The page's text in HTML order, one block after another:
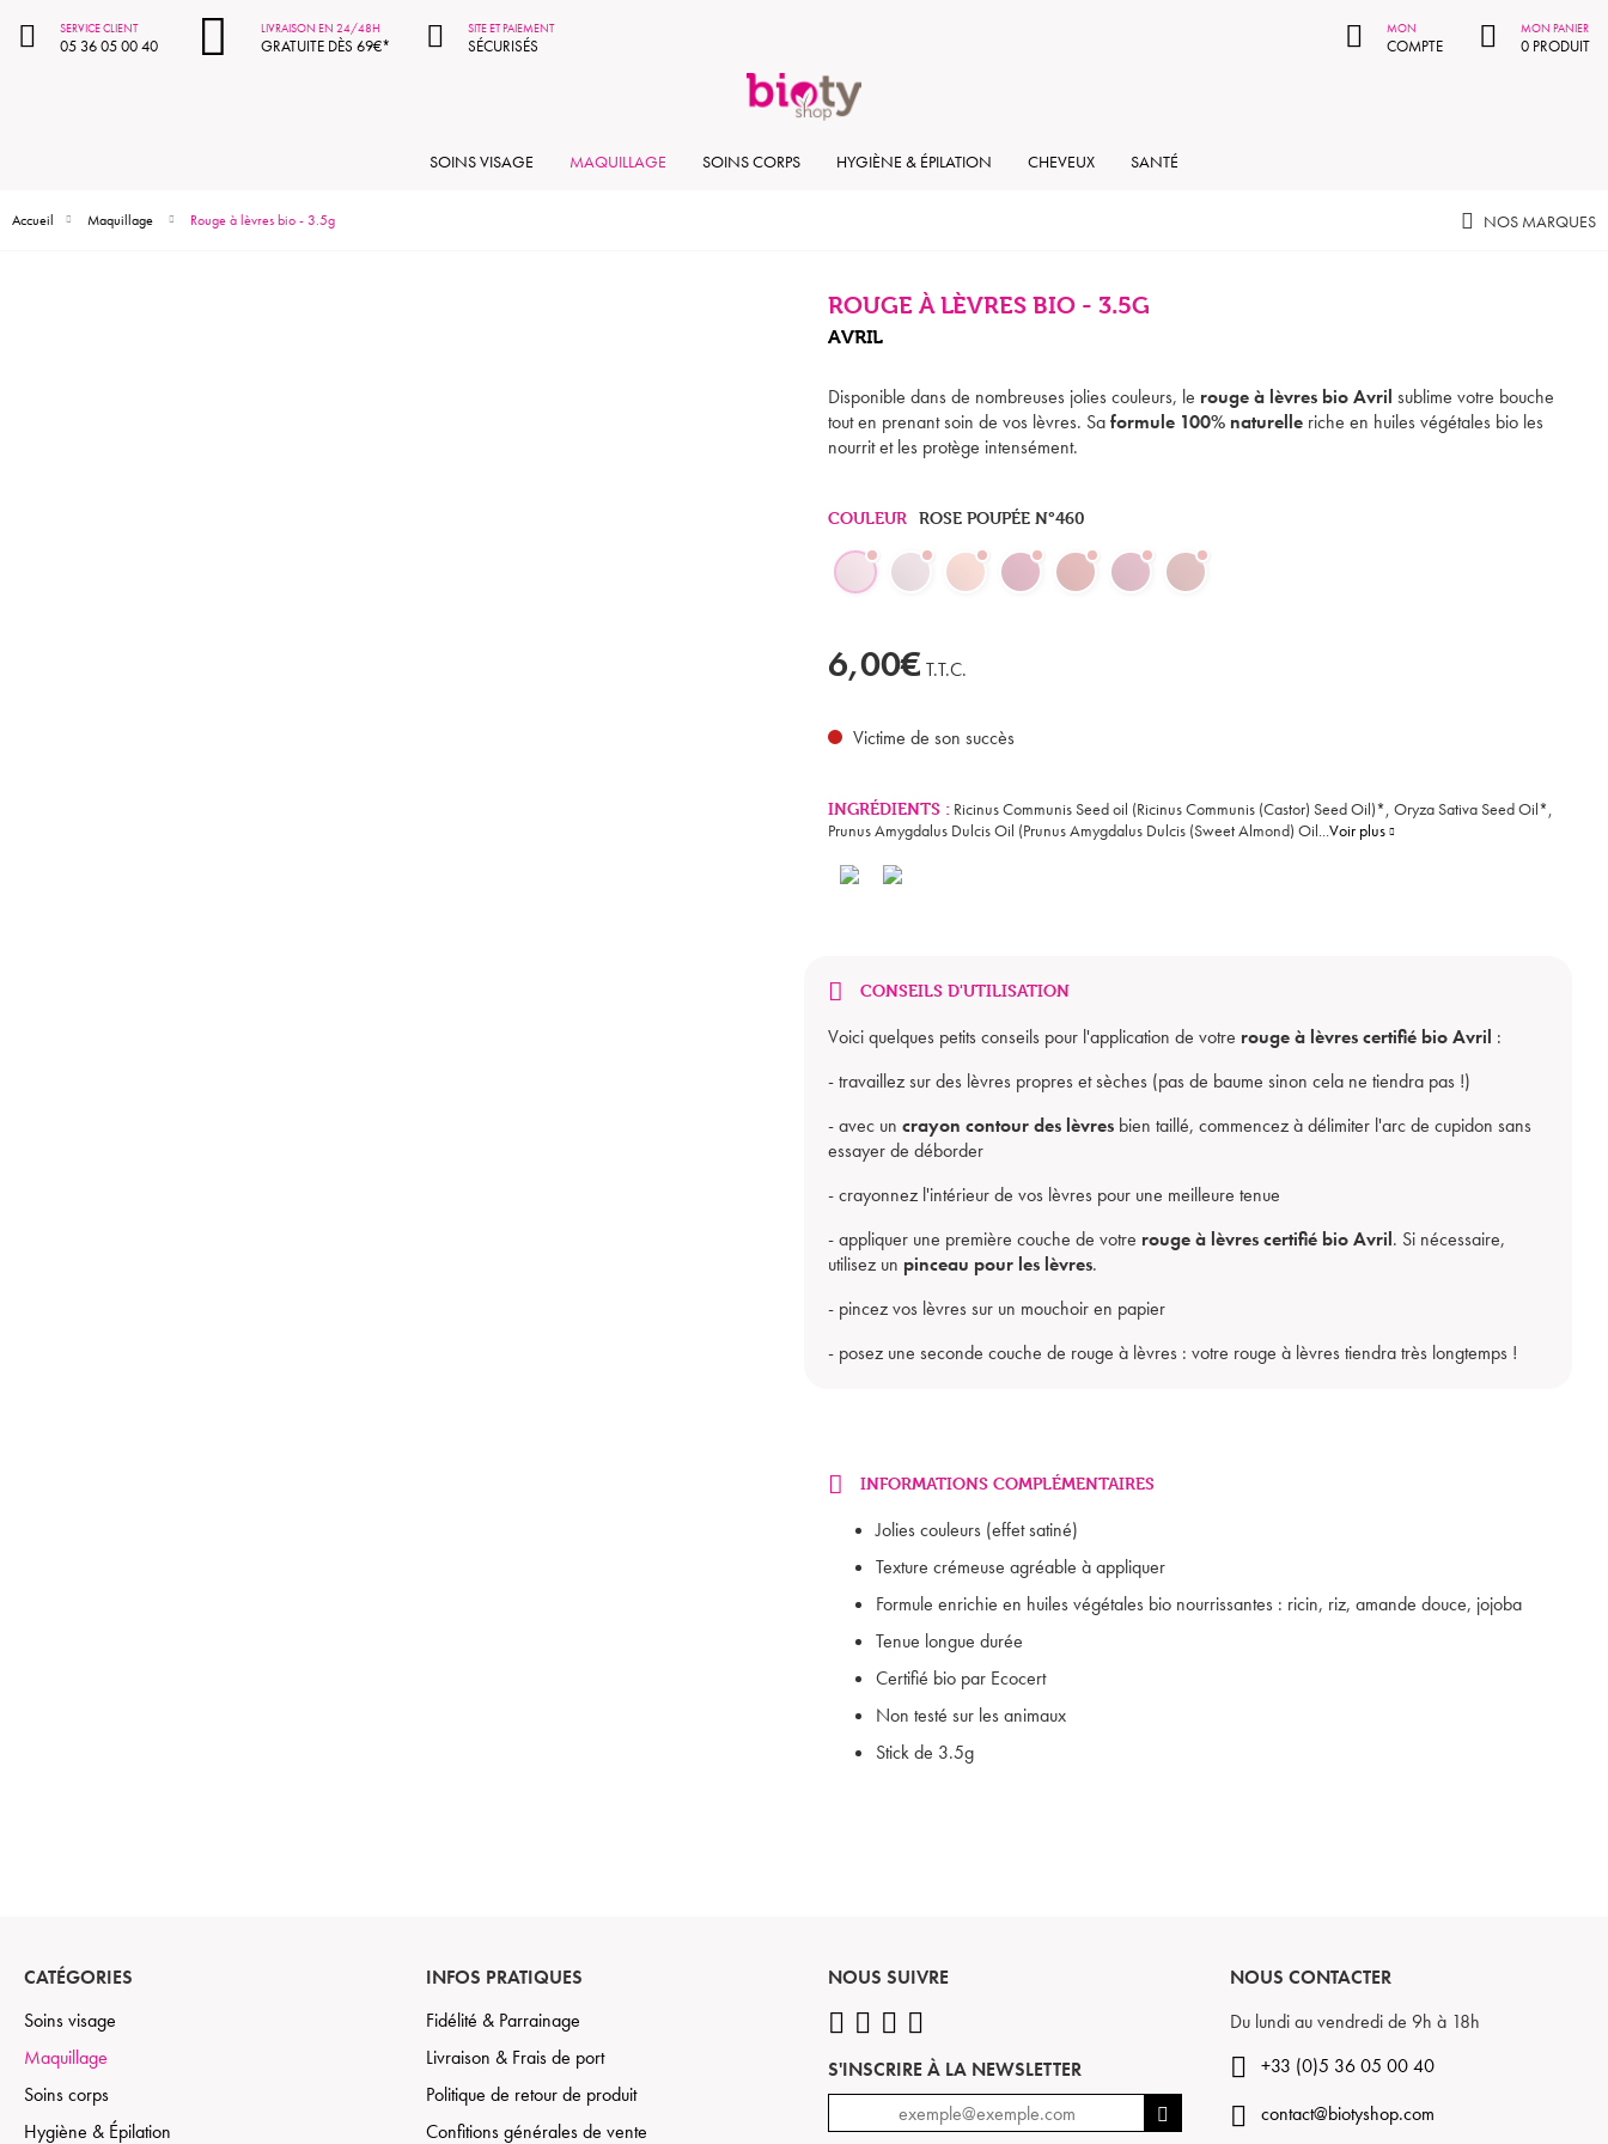
SERVICE CLIENT
05 36 05 00 40
LIVRAISON EN 24/48H
GRATUITE DÈS 69€*
SITE ET PAIEMENT
SÉCURISÉS
MON
COMPTE
MON PANIER
0 PRODUIT
SOINS VISAGE MAQUILLAGE SOINS CORPS HYGIÈNE & ÉPILATION CHEVEUX SANTÉ
Accueil Maquillage Rouge à lèvres bio - 3.5g NOS MARQUES
ROUGE À LÈVRES BIO - 3.5G
AVRIL
Disponible dans de nombreuses jolies couleurs, le rouge à lèvres bio Avril sublime votre bouche
tout en prenant soin de vos lèvres. Saformule 100% naturelle riche en huiles végétales bio les
nourrit et les protège intensément.
COULEUR ROSE POUPÉE N°460
6,00€ T.T.C.
Victime de son succès
INGRÉDIENTS : Ricinus Communis Seed oil (Ricinus Communis (Castor) Seed Oil)*, Oryza Sativa Seed Oil*,
Prunus Amygdalus Dulcis Oil (Prunus Amygdalus Dulcis (Sweet Almond) Oil...Voir plus
CONSEILS D'UTILISATION
Voici quelques petits conseils pour l'application de votre rouge à lèvres certifié bio Avril :
- travaillez sur des lèvres propres et sèches (pas de baume sinon cela ne tiendra pas !)
- avec un crayon contour des lèvres bien taillé, commencez à délimiter l'arc de cupidon sans
essayer de déborder
- crayonnez l'intérieur de vos lèvres pour une meilleure tenue
- appliquer une première couche de votre rouge à lèvres certifié bio Avril. Si nécessaire,
utilisez un pinceau pour les lèvres.
- pincez vos lèvres sur un mouchoir en papier
- posez une seconde couche de rouge à lèvres : votre rouge à lèvres tiendra très longtemps !
INFORMATIONS COMPLÉMENTAIRES
Jolies couleurs (effet satiné)
Texture crémeuse agréable à appliquer
Formule enrichie en huiles végétales bio nourrissantes : ricin, riz, amande douce, jojoba
Tenue longue durée
Certifié bio par Ecocert
Non testé sur les animaux
Stick de 3.5g
CATÉGORIES
Soins visage
Maquillage
Soins corps
Hygiène & Épilation
INFOS PRATIQUES
Fidélité & Parrainage
Livraison & Frais de port
Politique de retour de produit
Confitions générales de vente
NOUS SUIVRE
S'INSCRIRE À LA NEWSLETTER
NOUS CONTACTER
Du lundi au vendredi de 9h à 18h
+33 (0)5 36 05 00 40
contact@biotyshop.com
MON PANIER